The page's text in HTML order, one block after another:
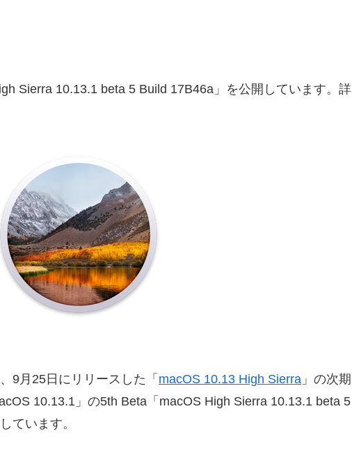
Sierra 10.13.1 beta 5 Build 17B46a」を公開しています。詳
9月25日にリリースした「 macOS 10.13 High Sierra 」の次期
10.13.1」の5th Beta「macOS High Sierra 10.13.1 beta 5
ています。